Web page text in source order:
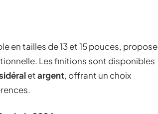
en tailles de 13 et 15 pouces, propose
Les finitions sont disponibles
etargent, offrant un choix